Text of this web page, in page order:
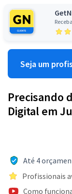
Seja um
Precisando
Digital em
Até 4
Profissionais
Como